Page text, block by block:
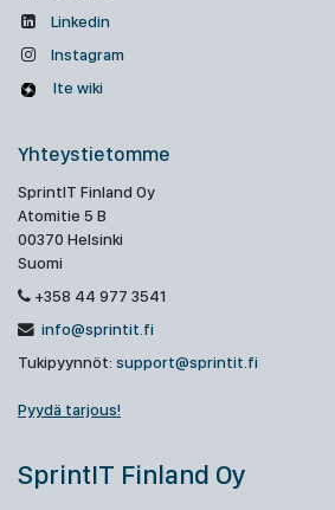
Linkedin
Instagram
Ite wiki
Yhteystietomme
SprintIT Finland Oy
Atomitie 5 B
00370 Helsinki
Suomi
+358 44 977 3541
info@sprintit.fi
Tukipyynnöt: support@sprintit.fi
Pyydä tarjous!
SprintIT Finland Oy